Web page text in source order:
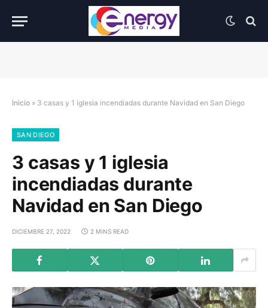
Inicio » 3 casas y 1 iglesia incendiadas durante Navidad en San Diego
SAN DIEGO
3 casas y 1 iglesia
incendiadas durante
Navidad en San Diego
DICIEMBRE 27, 2022 2 MINS READ